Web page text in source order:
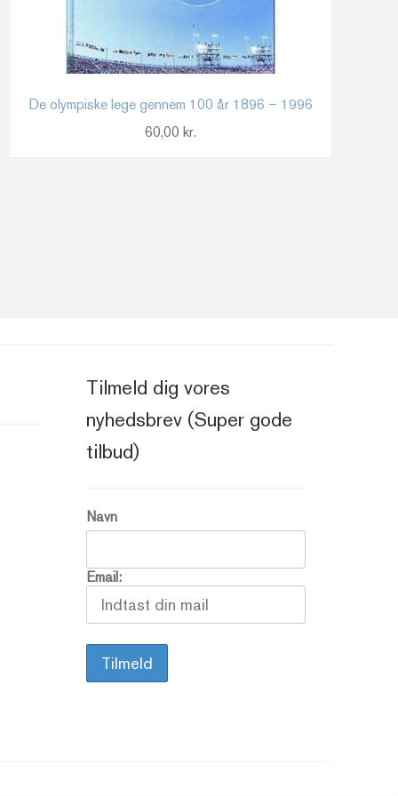
De olympiske lege gennem 100 år 1896 – 1996
60,00kr.
Tilmeld dig vores
nyhedsbrev (Super gode
tilbud)
Navn
Email: